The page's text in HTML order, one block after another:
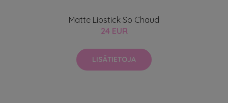
Matte Lipstick So Chaud
24 EUR
LISÄTIETOJA